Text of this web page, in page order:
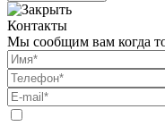
Контакты
Мы сообщим вам когда